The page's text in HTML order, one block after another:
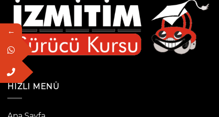
HIZLI MENÜ
←